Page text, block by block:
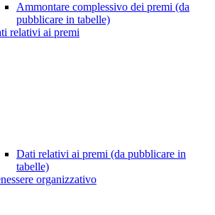
Ammontare complessivo dei premi (da
pubblicare in tabelle)
relativi ai premi
Dati relativi ai premi (da pubblicare in
tabelle)
organizzativo